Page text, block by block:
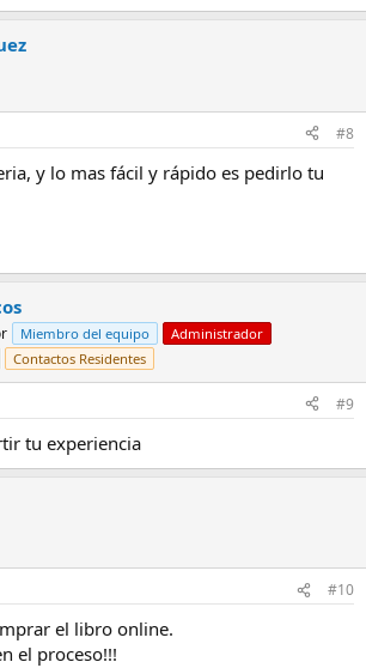
#8
y lo mas fácil y rápido es pedirlo tu
Miembro del equipo
Administrador
Contactos Residentes
#9
tu experiencia
#10
el libro online.
el proceso!!!